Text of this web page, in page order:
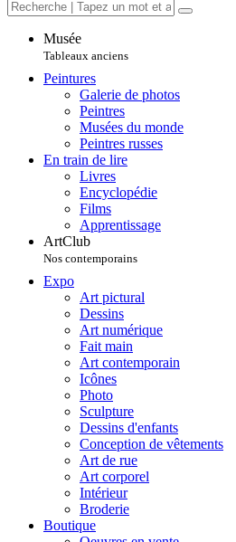
Musée
Tableaux anciens
Peintures
Galerie de photos
Peintres
Musées du monde
Peintres russes
En train de lire
Livres
Encyclopédie
Films
Apprentissage
ArtClub
Nos contemporains
Expo
Art pictural
Dessins
Art numérique
Fait main
Art contemporain
Icônes
Photo
Sculpture
Dessins d'enfants
Conception de vêtements
Art de rue
Art corporel
Intérieur
Broderie
Boutique